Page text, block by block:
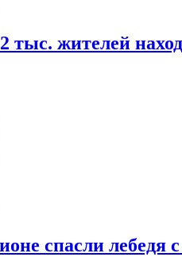
тыс. жителей
спасли